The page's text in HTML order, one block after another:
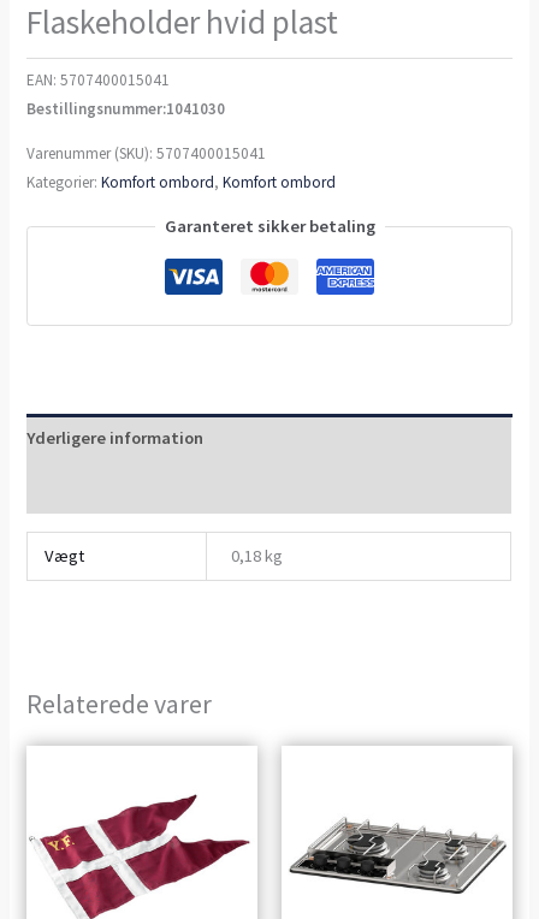
Flaskeholder hvid plast
EAN:5707400015041
Bestillingsnummer:1041030
Varenummer (SKU):5707400015041
Kategorier:Komfort ombord,Komfort ombord
Garanteret sikker betaling
Yderligere information
Vægt 0,18 kg
Relaterede varer